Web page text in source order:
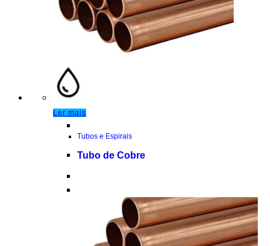
Ler mais
Tubos e Espirais
Tubo de Cobre